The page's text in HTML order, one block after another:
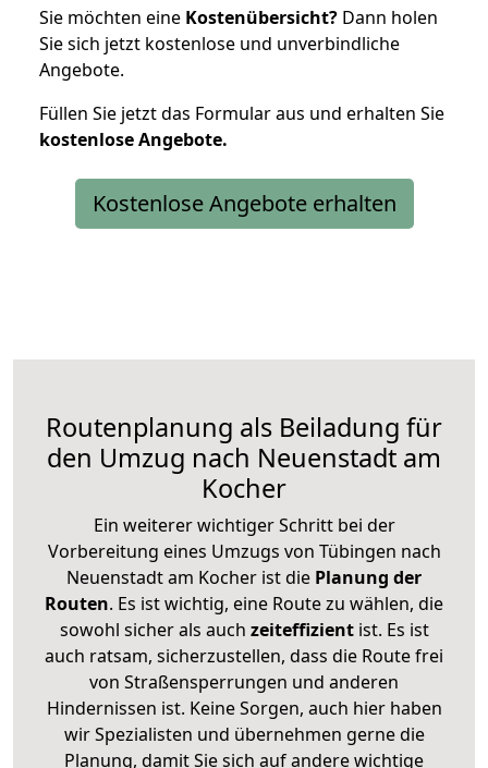
Sie möchten eine Kostenübersicht? Dann holen
Sie sich jetzt kostenlose und unverbindliche
Angebote.
Füllen Sie jetzt das Formular aus und erhalten Sie
kostenloseAngebote.
Kostenlose Angebote erhalten
Routenplanung als Beiladung für
den Umzug nach Neuenstadt am
Kocher
Ein weiterer wichtiger Schritt bei der
Vorbereitung eines Umzugs von Tübingen nach
Neuenstadt am Kocher ist die Planung der
Routen. Es ist wichtig, eine Route zu wählen, die
sowohl sicher als auch zeiteffizientist. Es ist
auch ratsam, sicherzustellen, dass die Route frei
von Straßensperrungen und anderen
Hindernissen ist. Keine Sorgen, auch hier haben
wir Spezialisten und übernehmen gerne die
Planung, damit Sie sich auf andere wichtige